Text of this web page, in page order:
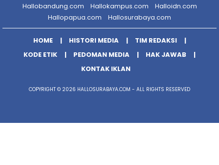
Hallobandung.com
Hallokampus.com
Halloidn.com
Hallopapua.com
Hallosurabaya.com
HOME HISTORI MEDIA
TIM REDAKSI
KODE ETIK
PEDOMAN MEDIA
HAK JAWAB
KONTAK IKLAN
COPYRIGHT © 2026 HALLOSURABAYA.COM - ALL RIGHTS RESERVED